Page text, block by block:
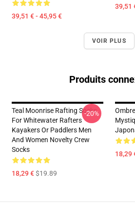
39,51 € - 45,95 €
39,51
VOIR PLUS
Produits
Teal Moonrise Rafting Socks
For Whitewater Rafters
Kayakers Or Paddlers Men
And Women Novelty Crew
Socks
18,29 €$19.89
-20%
18,29